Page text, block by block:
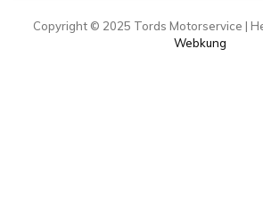
Copyright © 2025 Tords Motorservice |
Webkung